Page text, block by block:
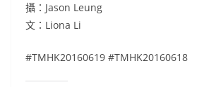
攝：Jason Leung
文：Liona Li
#TMHK20160619 #TMHK20160618